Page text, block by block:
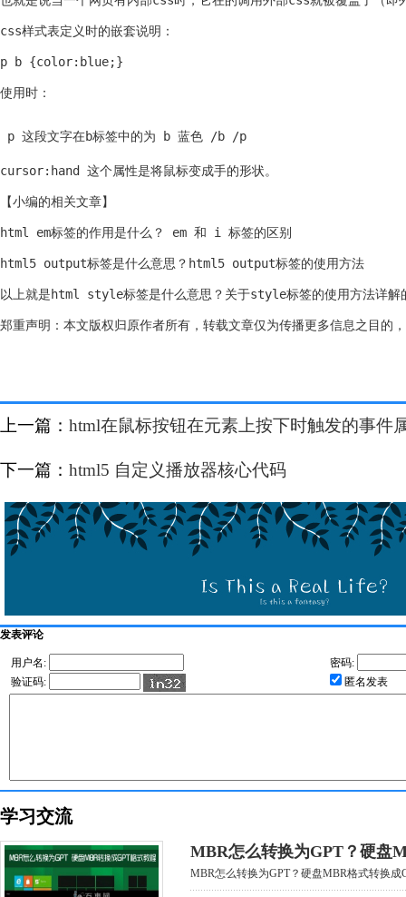
css样式表定义时的嵌套说明：
p b {color:blue;}
使用时：
p 这段文字在b标签中的为 b 蓝色 /b /p
cursor:hand 这个属性是将鼠标变成手的形状。
【小编的相关文章】
html em标签的作用是什么？ em 和 i 标签的区别
html5 output标签是什么意思？html5 output标签的使用方法
以上就是html style标签是什么意思？关于style标签的使用方法详解
郑重声明：本文版权归原作者所有，转载文章仅为传播更多信息之目的
上一篇： html在鼠标按钮在元素上按下时触发的事件
下一篇： html5 自定义播放器核心代码
发表评论
用户名:
密码:
验证码:
匿名发表
学习交流
MBR怎么转换为GPT？硬盘
MBR怎么转换为GPT？硬盘MBR格式转换成